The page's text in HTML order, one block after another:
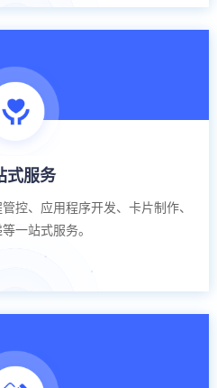
式服务
控、应用程序开发、卡片制作、
一站式服务。